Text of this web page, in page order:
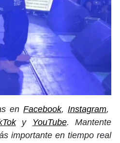
en Facebook, Instagram,
y YouTube. Mantente
importante en tiempo real